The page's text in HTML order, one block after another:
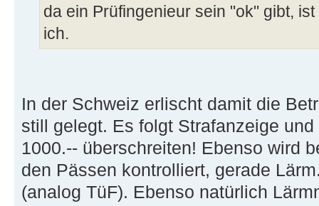
da ein Prüfingenieur sein "ok" gibt,
ich.
In der Schweiz erlischt damit die
still gelegt. Es folgt Strafanzeige
1000.-- überschreiten! Ebenso wird
den Pässen kontrolliert, gerade
(analog TüF). Ebenso natürlich